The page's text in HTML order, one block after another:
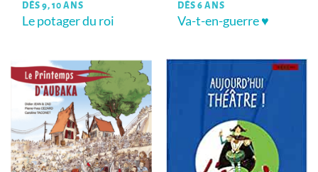
DÈS 9, 10 ANS
Le potager du roi
DÈS 6 ANS
Va-t-en-guerre ♥